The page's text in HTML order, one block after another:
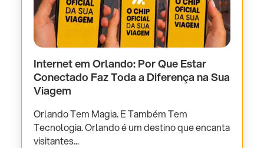
Internet em Orlando: Por Que Estar
Conectado Faz Toda a Diferença na Sua
Viagem
Orlando Tem Magia. E Também Tem
Tecnologia. Orlando é um destino que encanta
visitantes...